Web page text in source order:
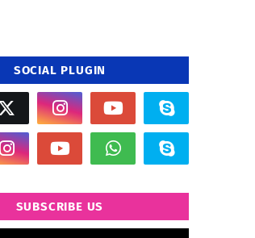
SOCIAL PLUGIN
SUBSCRIBE US